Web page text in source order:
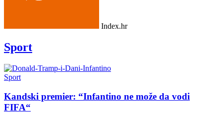
Index.hr
Sport
Sport
Kandski premier: “Infantino ne može da vodi
FIFA“